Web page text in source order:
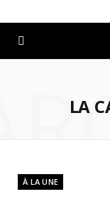
LA
À LA UNE